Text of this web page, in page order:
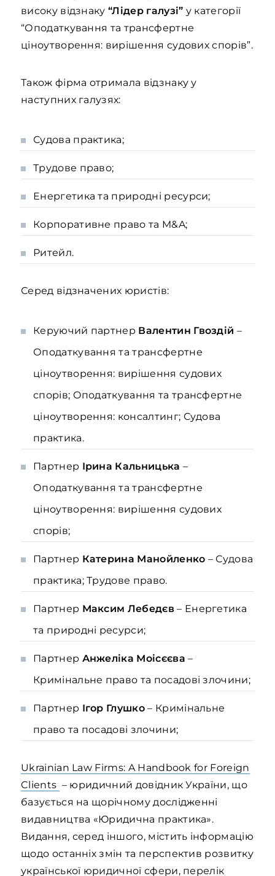
високу відзнаку“Лідер галузі” у категорії
“Оподаткування та трансфертне
ціноутворення: вирішення судових спорів”.
Також фірма отримала відзнаку у
наступних галузях:
Судова практика;
Трудове право;
Енергетика та природні ресурси;
Корпоративне право та M&A;
Ритейл.
Серед відзначених юристів:
Керуючий партнер Валентин Гвоздій –
Оподаткування та трансфертне
ціноутворення: вирішення судових
спорів; Оподаткування та трансфертне
ціноутворення: консалтинг; Судова
практика.
Партнер Ірина Кальницька –
Оподаткування та трансфертне
ціноутворення: вирішення судових
спорів;
Партнер Катерина Манойленко – Судова
практика; Трудове право.
Партнер Максим Лебедєв – Енергетика
та природні ресурси;
Партнер Анжеліка Моісєєва –
Кримінальне право та посадові злочини;
Партнер Ігор Глушко – Кримінальне
право та посадові злочини;
Ukrainian Law Firms: A Handbook for Foreign
Clients – юридичний довідник України, що
базується на щорічному дослідженні
видавництва «Юридична практика».
Видання, серед іншого, містить інформацію
щодо останніх змін та перспектив розвитку
української юридичної сфери, перелік